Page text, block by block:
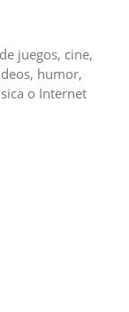
juegos, cine,
humor,
o Internet